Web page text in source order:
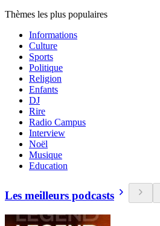
Thèmes les plus populaires
Informations
Culture
Sports
Politique
Religion
Enfants
DJ
Rire
Radio Campus
Interview
Noël
Musique
Education
Les meilleurs podcasts